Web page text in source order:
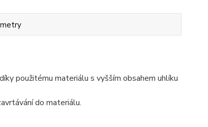
použitému materiálu s vyšším obsahem uhlíku
do materiálu.